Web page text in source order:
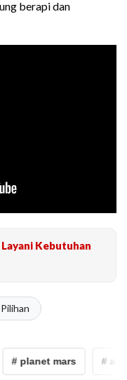
berapi dan
Kebutuhan
# planet mars #